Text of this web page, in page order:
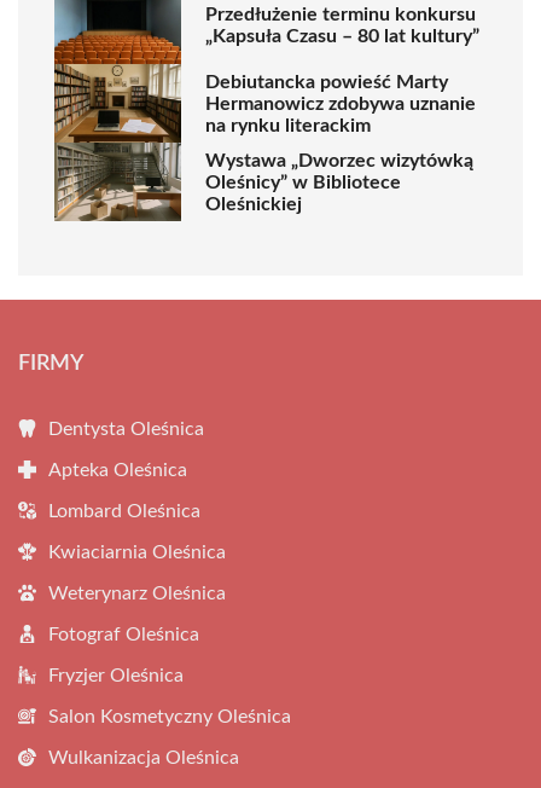
Przedłużenie terminu konkursu
„Kapsuła Czasu – 80 lat kultury”
Debiutancka powieść Marty
Hermanowicz zdobywa uznanie
na rynku literackim
Wystawa „Dworzec wizytówką
Oleśnicy” w Bibliotece
Oleśnickiej
FIRMY
Dentysta Oleśnica
Apteka Oleśnica
Lombard Oleśnica
Kwiaciarnia Oleśnica
Weterynarz Oleśnica
Fotograf Oleśnica
Fryzjer Oleśnica
Salon Kosmetyczny Oleśnica
Wulkanizacja Oleśnica